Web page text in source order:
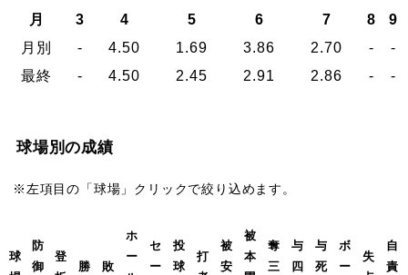
月 3 4 5 6 7 8
9
月別
- 4.50 1.69 3.86 2.70 -
-
最終
- 4.50 2.45 2.91 2.86 - -
球場別の成績
※左項目の「球場」クリックで絞り込めます。
球
防
御
登
勝 敗
ホ
ー
セ
ー
投
球
打
被
安
被
本
奪
三
与
四
与
死
ボ
ー
失
自
責